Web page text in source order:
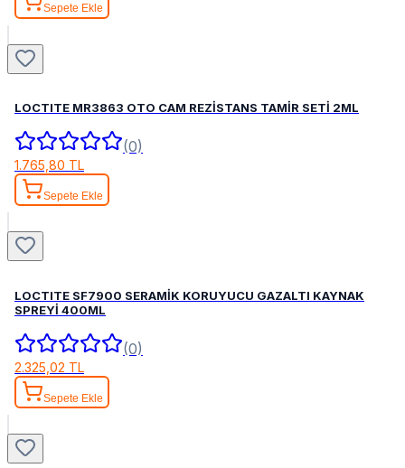
Sepete Ekle
LOCTITE MR3863 OTO CAM REZİSTANS TAMİR SETİ 2ML
(0)
1.765,80 TL
Sepete Ekle
LOCTITE SF7900 SERAMİK KORUYUCU GAZALTI KAYNAK
SPREYİ 400ML
(0)
2.325,02 TL
Sepete Ekle